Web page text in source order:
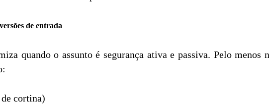
de entrada
quando o assunto é segurança ativa e passiva. Pelo
cortina)